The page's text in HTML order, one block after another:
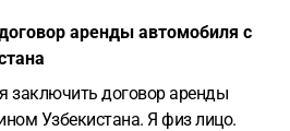
аренды автомобиля с
заключить договор аренды
Узбекистана. Я физ лицо.